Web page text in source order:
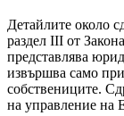
Детайлите около
раздел III от
представлява
извършва само
собствениците.
на управление на